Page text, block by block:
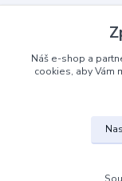
+420 483 710
info@protopeni.cz
Náš e-shop a
cookies, aby Vám